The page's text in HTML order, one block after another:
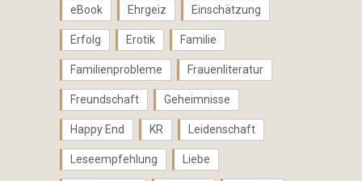
eBook Ehrgeiz Einschätzung
Erfolg Erotik Familie
Familienprobleme Frauenliteratur
Freundschaft Geheimnisse
Happy End KR Leidenschaft
Leseempfehlung Liebe